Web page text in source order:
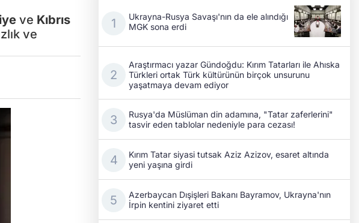
ve Kıbrıs
ve
Ukrayna-Rusya Savaşı'nın da ele alındığı
MGK sona erdi
Araştırmacı yazar Gündoğdu: Kırım Tatarları ile Ahıska
Türkleri ortak Türk kültürünün birçok unsurunu
yaşatmaya devam ediyor
Rusya'da Müslüman din adamına, "Tatar zaferlerini"
tasvir eden tablolar nedeniyle para cezası!
Kırım Tatar siyasi tutsak Aziz Azizov, esaret altında
yeni yaşına girdi
Azerbaycan Dışişleri Bakanı Bayramov, Ukrayna'nın
İrpin kentini ziyaret etti